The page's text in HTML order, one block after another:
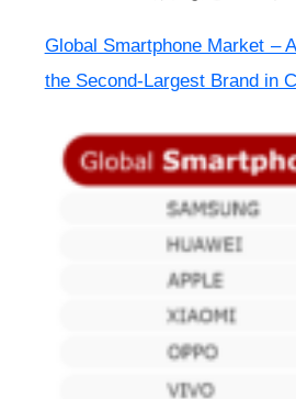
Global Smartphone Market –
the Second-Largest Brand in